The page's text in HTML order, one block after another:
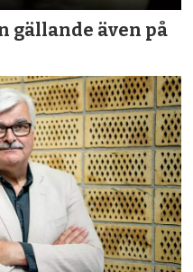
gällande även på